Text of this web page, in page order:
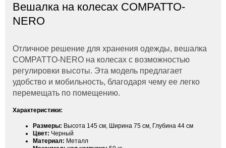
Вешалка на колесах COMPATTO-
NERO
Отличное решение для хранения одежды, вешалка
COMPATTO-NERO на колесах с возможностью
регулировки высоты. Эта модель предлагает
удобство и мобильность, благодаря чему ее легко
перемещать по помещению.
Характеристики:
Размеры: Высота 145 см, Ширина 75 см, Глубина 44 см
Цвет: Черный
Материал: Металл